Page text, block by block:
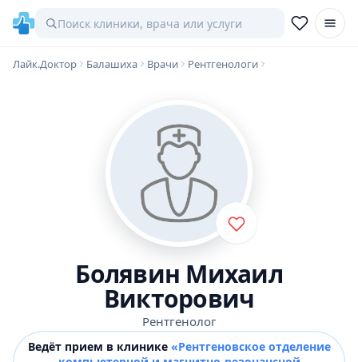
Лайк.Доктор Балашиха Врачи Рентгенологи
Болявин Михаил
Викторович
Рентгенолог
Ведёт прием в клинике «Рентгеновское отделение